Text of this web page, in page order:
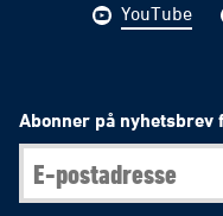
YouTube
Abonner på nyhetsbrev